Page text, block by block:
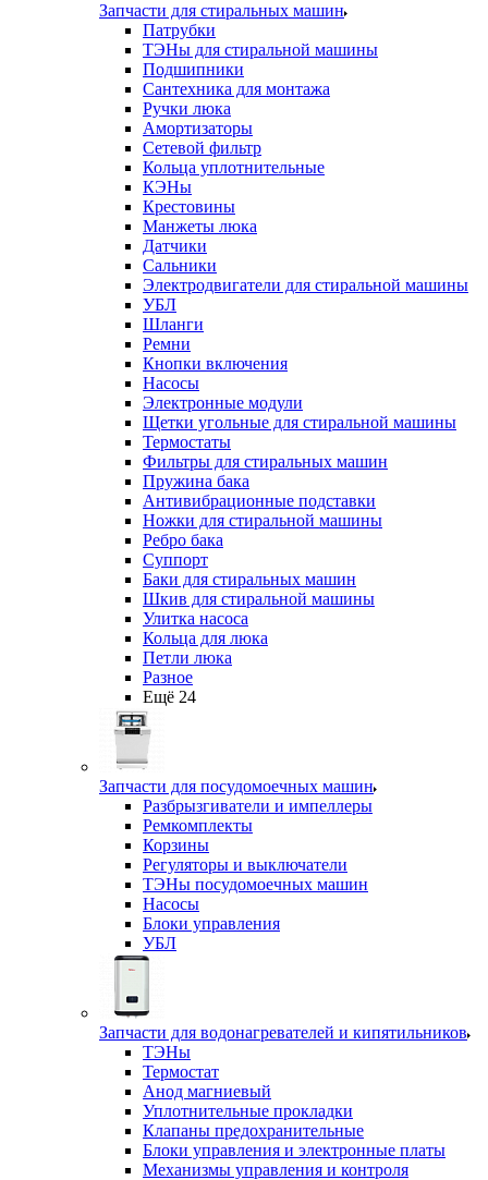
Запчасти для стиральных машин
Патрубки
ТЭНы для стиральной машины
Подшипники
Сантехника для монтажа
Ручки люка
Амортизаторы
Сетевой фильтр
Кольца уплотнительные
КЭНы
Крестовины
Манжеты люка
Датчики
Сальники
Электродвигатели для стиральной машины
УБЛ
Шланги
Ремни
Кнопки включения
Насосы
Электронные модули
Щетки угольные для стиральной машины
Термостаты
Фильтры для стиральных машин
Пружина бака
Антивибрационные подставки
Ножки для стиральной машины
Ребро бака
Суппорт
Баки для стиральных машин
Шкив для стиральной машины
Улитка насоса
Кольца для люка
Петли люка
Разное
Ещё 24
Запчасти для посудомоечных машин
Разбрызгиватели и импеллеры
Ремкомплекты
Корзины
Регуляторы и выключатели
ТЭНы посудомоечных машин
Насосы
Блоки управления
УБЛ
Запчасти для водонагревателей и кипятильников
ТЭНы
Термостат
Анод магниевый
Уплотнительные прокладки
Клапаны предохранительные
Блоки управления и электронные платы
Механизмы управления и контроля